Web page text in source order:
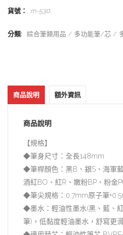
貨號： m-530.
分類: 綜合筆類用品 多功能筆/芯
商品說明 額外資訊
商品說明
【規格】
◆筆身尺寸：全長148mm
◆筆桿顏色：黑B、銀S、海軍
酒紅BO、紅R、嫩粉BP、粉金
◆筆尖規格：0.7mm原子筆
◆墨水：輕油性墨水(黑、藍、
筆)，低黏度輕油墨水，舒寫更